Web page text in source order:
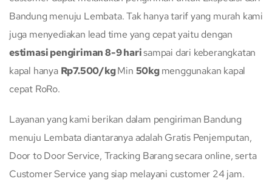
Bandung menuju Lembata. Tak hanya tarif yang murah kami
juga menyediakan lead time yang cepat yaitu dengan
estimasi pengiriman 8-9 harisampai dari keberangkatan
kapal hanya Rp7.500/kgMin 50kgmenggunakan kapal
cepat RoRo.
Layanan yang kami berikan dalam pengiriman Bandung
menuju Lembata diantaranya adalah Gratis Penjemputan,
Door to Door Service, Tracking Barang secara online, serta
Customer Service yang siap melayani customer 24 jam.